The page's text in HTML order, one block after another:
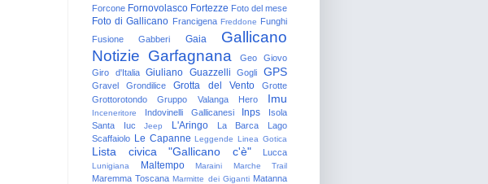
Forcone Fornovolasco Fortezze Foto del mese
Foto di Gallicano Francigena Freddone Funghi
Fusione
Gabberi Gaia
Gallicano
Notizie Garfagnana Geo
Giovo
Giro d'Italia
Giuliano Guazzelli Gogli GPS
Gravel Grondilice Grotta del Vento
Grotte
Grottorotondo
Gruppo Valanga Hero Imu
Inceneritore Indovinelli Gallicanesi Inps
Isola
Santa
Iuc Jeep L'Aringo La Barca
Lago
Scaffaiolo Le Capanne Leggende Linea Gotica
Lista civica "Gallicano c'è" Lucca
Lunigiana Maltempo Maraini Marche Trail
Maremma Toscana Marmitte dei Giganti Matanna